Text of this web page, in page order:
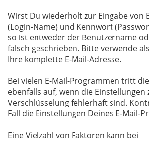
Wirst Du wiederholt zur Eingabe von
(Login-Name) und Kennwort
so ist entweder der Benutzername
falsch geschrieben. Bitte verwende
Ihre komplette E-Mail-Adresse.
Bei vielen E-Mail-Programmen tritt
ebenfalls auf, wenn die Einstellungen
Verschlüsselung fehlerhaft sind.
Fall die Einstellungen Deines E-Mail-
Eine Vielzahl von Faktoren kann bei